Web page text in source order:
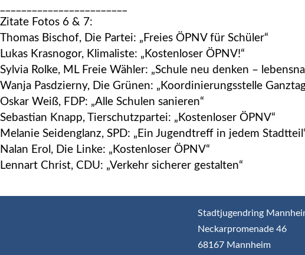
Zitate Fotos 6 & 7:
Thomas Bischof, Die Partei: „Freies ÖPNV für Schüler“
Lukas Krasnogor, Klimaliste: „Kostenloser ÖPNV!“
Sylvia Rolke, ML Freie Wähler: „Schule neu denken –
Wanja Pasdzierny, Die Grünen: „Koordinierungsstelle
Oskar Weiß, FDP: „Alle Schulen sanieren“
Sebastian Knapp, Tierschutzpartei: „Kostenloser ÖPNV“
Melanie Seidenglanz, SPD: „Ein Jugendtreff in jedem
Nalan Erol, Die Linke: „Kostenloser ÖPNV“
Lennart Christ, CDU: „Verkehr sicherer gestalten“
Stadtjugendring
Neckarpromenade 46
68167 Mannheim